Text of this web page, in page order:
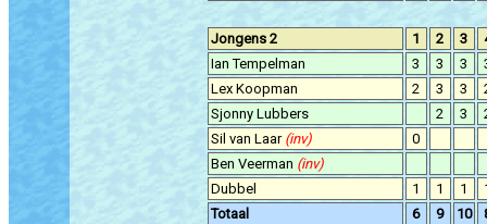
Jongens 2 1 2 3
Ian Tempelman
3 3 3
Lex Koopman
2 3 3
Sjonny Lubbers
2 3
Sil van Laar (inv)
0
Ben Veerman (inv)
Dubbel
1 1 1
Totaal
6 9 10